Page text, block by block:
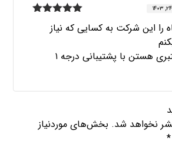
5
را این شرکت به کسایی که نیاز
هستن با پشتیبانی درجه ۱
نخواهد شد. بخش‌های موردنیاز
*